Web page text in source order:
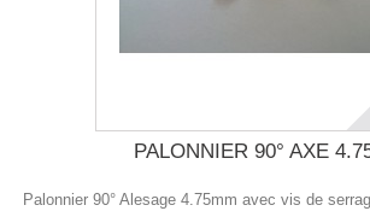
PALONNIER 90° AXE
Palonnier 90° Alesage 4.75mm avec vis de